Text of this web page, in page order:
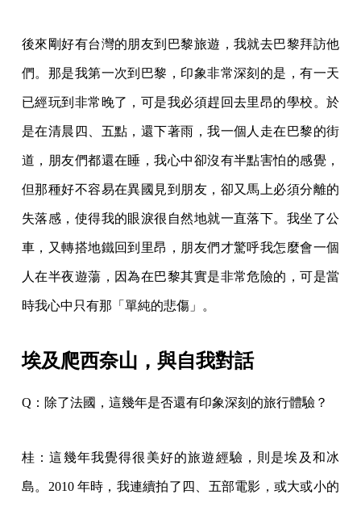
後來剛好有台灣的朋友到巴黎旅遊，我就去巴黎拜訪他
們。那是我第一次到巴黎，印象非常深刻的是，有一天
已經玩到非常晚了，可是我必須趕回去里昂的學校。於
是在清晨四、五點，還下著雨，我一個人走在巴黎的街
道，朋友們都還在睡，我心中卻沒有半點害怕的感覺，
但那種好不容易在異國見到朋友，卻又馬上必須分離的
失落感，使得我的眼淚很自然地就一直落下。我坐了公
車，又轉搭地鐵回到里昂，朋友們才驚呼我怎麼會一個
人在半夜遊蕩，因為在巴黎其實是非常危險的，可是當
時我心中只有那「單純的悲傷」。
埃及爬西奈山，與自我對話
Q：除了法國，這幾年是否還有印象深刻的旅行體驗？
桂：這幾年我覺得很美好的旅遊經驗，則是埃及和冰
島。2010 年時，我連續拍了四、五部電影，或大或小的